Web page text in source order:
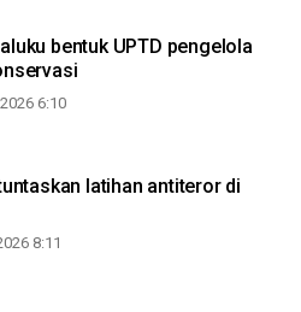
bentuk UPTD pengelola
6:10
latihan antiteror di
8:11